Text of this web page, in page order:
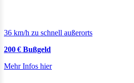
36 km/h zu schnell außerorts
200 € Bußgeld
Mehr Infos hier